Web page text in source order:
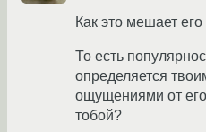
Как это мешает
То есть
определяется
ощущениями от
тобой?